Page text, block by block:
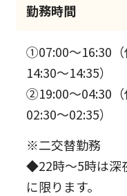
勤務時間
①07:00～16:30
14:30～14:35）
②19:00～04:30
02:30～02:35）
※二交替勤務
◆22時～5時は深
に限ります。